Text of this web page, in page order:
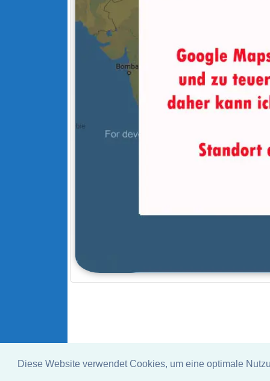
Diese Website verwendet Cookies, um eine optimale